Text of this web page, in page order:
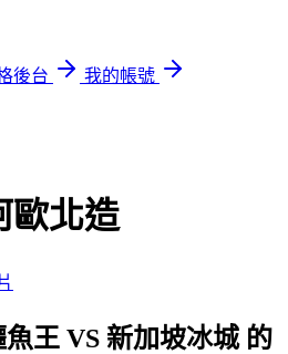
後台
我的帳號
歐北造
魚王 VS 新加坡冰城 的